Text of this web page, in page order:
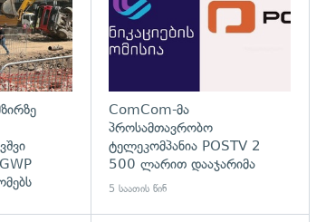
ComCom-მა
პროსამთავრობო
ტელეკომპანია POSTV 2
500 ლარით დააჯარიმა
5 საათის წინ